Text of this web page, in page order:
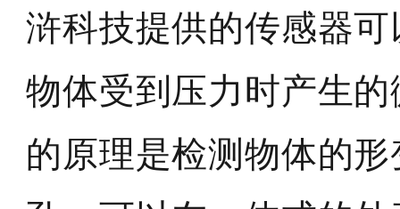
浒科技提供的传感器
物体受到压力时产生
的原理是检测物体的